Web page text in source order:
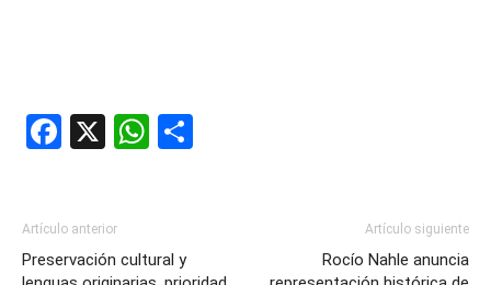
Facebook
X WhatsApp
Artículo anterior
Preservación cultural y
Artículo siguiente
Rocío Nahle anuncia